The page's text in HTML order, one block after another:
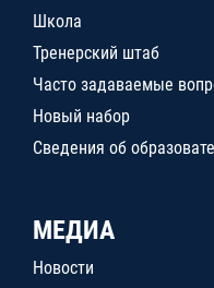
Школа
Тренерский штаб
Часто задаваемые
Новый набор
Сведения об
МЕДИА
Новости